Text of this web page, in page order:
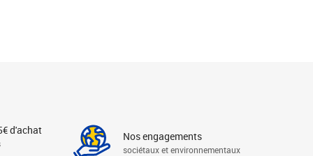
d'achat Nos engagements
sociétaux et environnementaux